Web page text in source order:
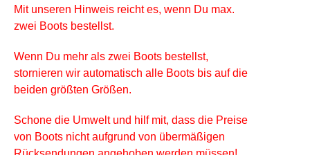
Mit unseren Hinweis reicht es, wenn Du max.
zwei Boots bestellst.
Wenn Du mehr als zwei Boots bestellst,
stornieren wir automatisch alle Boots bis auf die
beiden größten Größen.
Schone die Umwelt und hilf mit, dass die Preise
von Boots nicht aufgrund von übermäßigen